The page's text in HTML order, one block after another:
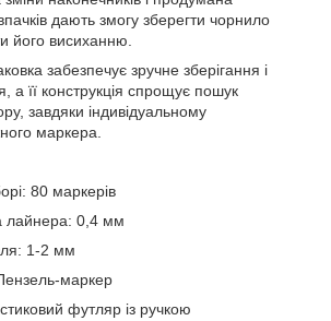
дають змогу зберегти чорнило
його висиханню.
забезпечує зручне зберігання і
а її конструкція спрощує пошук
завдяки індивідуальному
маркера.
80 маркерів
лайнера: 0,4 мм
1-2 мм
маркер
футляр із ручкою